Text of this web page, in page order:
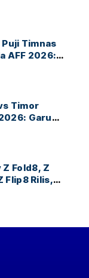
Timnas
AFF 2026:
Timor
Garuda
Z Fold8, Z
Flip8 Rilis,